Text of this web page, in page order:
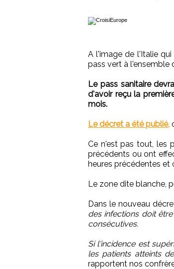
A l'image de l'Italie
pass vert à l'ensemble
Le pass sanitaire
d'avoir reçu la
mois.
Le décret a été publié,
Ce n'est pas tout, les
précédents ou ont
heures précédentes et
Le zone dite blanche,
Dans le nouveau
des infections doit
consécutives.
Si l'incidence est
les patients atteints
rapportent nos